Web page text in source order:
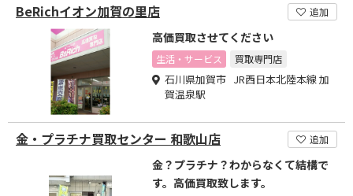
BeRichイオン加賀の里店 追加
高価買取させてください
生活・サービス 買取専門店
石川県加賀市 JR西日本北陸本線 加
賀温泉駅
金・プラチナ買取センター 和歌山店 追加
金？プラチナ？わからなくて結構で
す。高価買取致します。